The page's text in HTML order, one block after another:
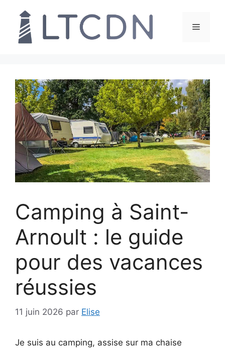
contenu
Menu
Camping à Saint-
Arnoult : le guide
pour des vacances
réussies
11 juin 2026 par Elise
Je suis au camping, assise sur ma chaise